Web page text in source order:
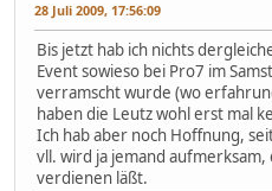
28 Juli 2009, 17:56:09
Bis jetzt hab ich nichts
Event sowieso bei Pro7 im
verramscht wurde (wo
haben die Leutz wohl erst mal
Ich hab aber noch Hoffnung,
vll. wird ja jemand aufmerksam,
verdienen läßt.